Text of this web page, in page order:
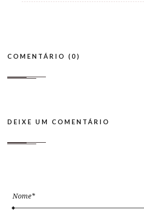
COMENTÁRIO (0)
DEIXE UM COMENTÁRIO